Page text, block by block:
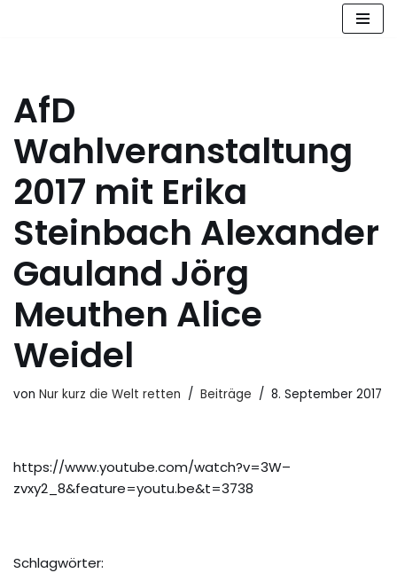
AfD
Wahlveranstaltung
2017 mit Erika
Steinbach Alexander
Gauland Jörg
Meuthen Alice
Weidel
von Nur kurz die Welt retten Beiträge 8. September 2017
https://www.youtube.com/watch?v=3W–
zvxy2_8&feature=youtu.be&t=3738
Schlagwörter: